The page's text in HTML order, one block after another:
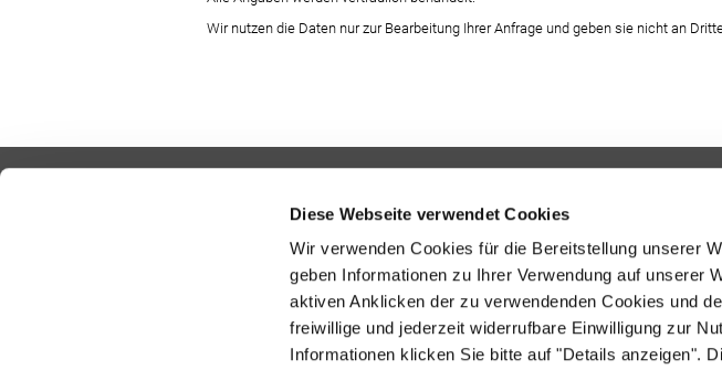
Diese Webseite verwendet Cookies
Wir verwenden Cookies für die Bereitstellung unserer
geben Informationen zu Ihrer Verwendung auf unserer
aktiven Anklicken der zu verwendenden Cookies und
freiwillige und jederzeit widerrufbare Einwilligung zur
Informationen klicken Sie bitte auf "Details anzeigen".
Wir nutzen die Daten nur zur Bearbeitung Ihrer Anfrage und geben sie nicht an